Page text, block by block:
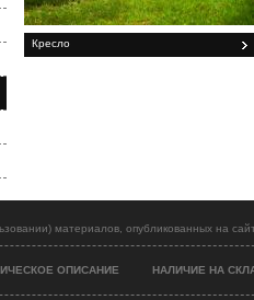
Кресло
материалов, опубликованных на
ОПИСАНИЕ НАЛИЧИЕ НА